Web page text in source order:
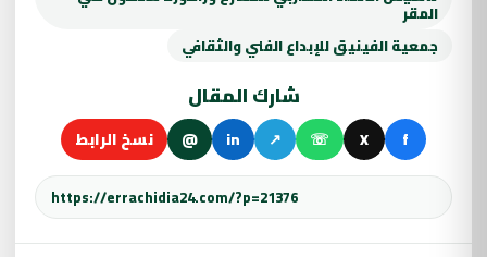
المقر
جمعية الفينيق للإبداع الفني والثقافي
شارك المقال
f
X
☏
↗
in
@ نسخ الرابط